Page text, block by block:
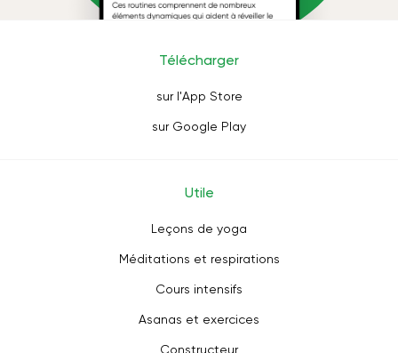
Télécharger
sur l'App Store
sur Google Play
Utile
Leçons de yoga
Méditations et respirations
Cours intensifs
Asanas et exercices
Constructeur